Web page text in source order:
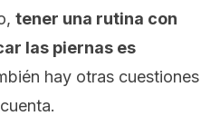
tener una rutina con
las piernas es
hay otras cuestiones